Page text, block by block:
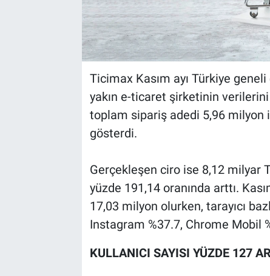
Ticimax Kasım ayı Türkiye
yakın e-ticaret şirketinin
toplam sipariş adedi 5,96 milyon
gösterdi.
Gerçekleşen ciro ise 8,12 milyar
yüzde 191,14 oranında arttı.
17,03 milyon olurken, tarayıcı
Instagram %37.7, Chrome Mobil
KULLANICI SAYISI YÜZDE 127